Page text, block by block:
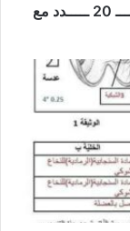
فرض مراقبة عـــ 5 ــــــدد مــثـــال عـــــــ 20 ـــــدد مع